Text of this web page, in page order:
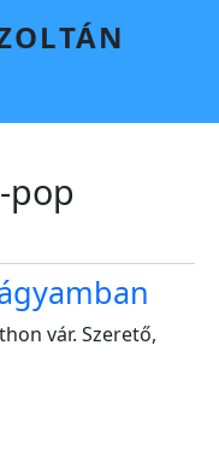
pop
vár. Szerető,